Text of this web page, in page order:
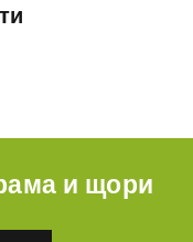
и щори